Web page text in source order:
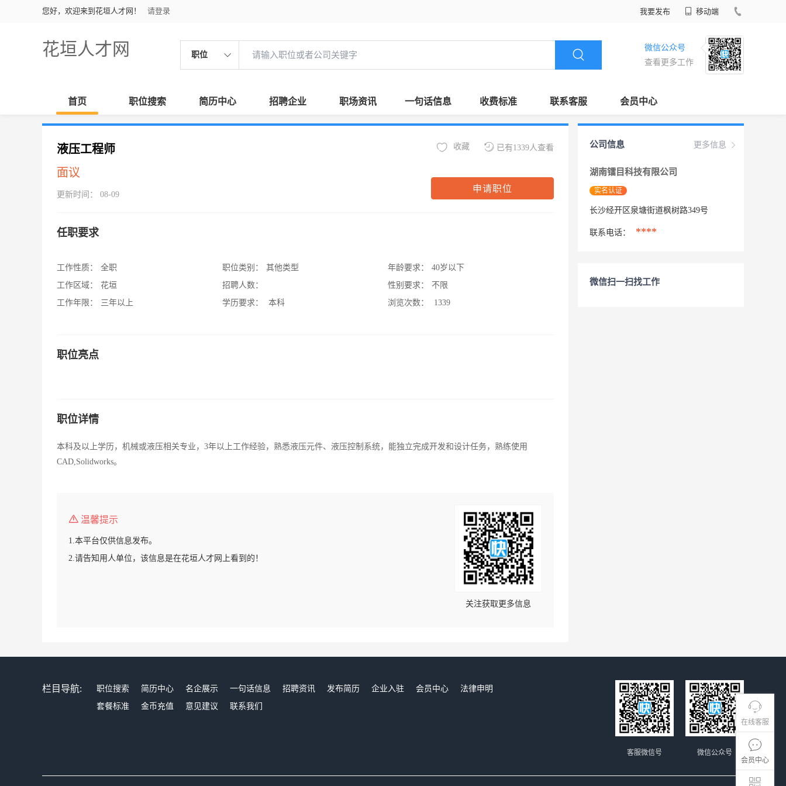
您好，欢迎来到花垣人才网！ 请登录 我要发布 移动端
花垣人才网 职位
微信公众号
查看更多工作
首页 职位搜索 简历中心 招聘企业 职场资讯 一句话信息 收费标准 联系客服 会员中心
在线客服
会员中心
液压工程师
面议
更新时间： 08-09
已有1339人查看
收藏
申请职位
任职要求
工作性质：
全职
工作区域：
花垣
工作年限：
三年以上
职位类别：
其他类型
招聘人数：
学历要求：
本科
年龄要求：
40岁以下
性别要求：
不限
浏览次数：
1339
职位亮点
职位详情
本科及以上学历，机械或液压相关专业，3年以上工作经验，熟悉液压元件、液压控制系统，能独立完成开发和设计任务，熟练使用
CAD,Solidworks。
温馨提示
1.本平台仅供信息发布。
2.请告知用人单位，该信息是在花垣人才网上看到的！
关注获取更多信息
更多信息
公司信息
湖南镭目科技有限公司
实名认证
长沙经开区泉塘街道枫树路349号
联系电话： ****
微信扫一扫找工作
栏目导航: 职位搜索 简历中心 名企展示 一句话信息 招聘资讯 发布简历 企业入驻 会员中心
法律申明
套餐标准
金币充值 意见建议 联系我们
微信公众号
客服微信号